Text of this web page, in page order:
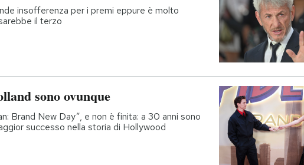
insofferenza per i premi eppure è molto
il terzo
sono ovunque
Brand New Day”, e non è finita: a 30 anni sono
successo nella storia di Hollywood